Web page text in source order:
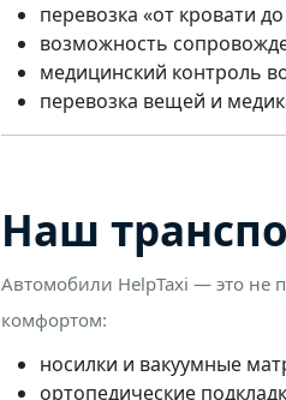
перевозка «от кровати
возможность
медицинский контроль
перевозка вещей и
Наш
Автомобили HelpTaxi — это не
комфортом:
носилки и вакуумные
ортопедические